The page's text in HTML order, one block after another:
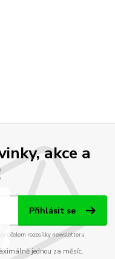
akce a
Přihlásit se
účelem rozesílky newsletteru.
jednou za měsíc.